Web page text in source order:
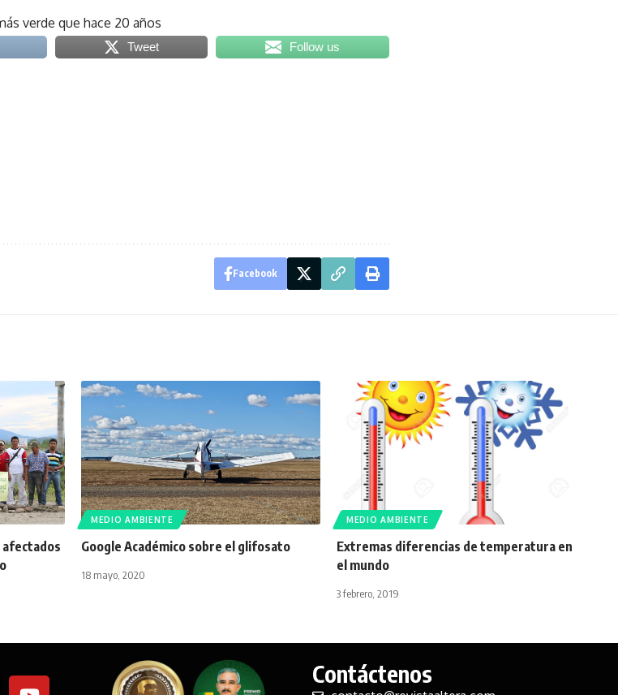
verde que hace 20 años
Tweet Follow us
Facebook
MEDIO AMBIENTE
Google Académico sobre el glifosato
18 mayo, 2020
MEDIO AMBIENTE
Extremas diferencias de temperatura en
el mundo
3 febrero, 2019
Contáctenos